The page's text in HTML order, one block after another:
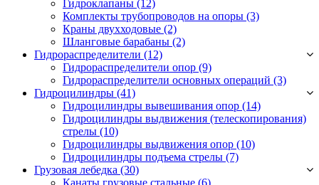
Гидроклапаны (12)
Комплекты трубопроводов на опоры (3)
Краны двухходовые (2)
Шланговые барабаны (2)
Гидрораспределители (12)
Гидрораспределители опор (9)
Гидрораспределители основных операций (3)
Гидроцилиндры (41)
Гидроцилиндры вывешивания опор (14)
Гидроцилиндры выдвижения (телескопирования)
стрелы (10)
Гидроцилиндры выдвижения опор (10)
Гидроцилиндры подъема стрелы (7)
Грузовая лебедка (30)